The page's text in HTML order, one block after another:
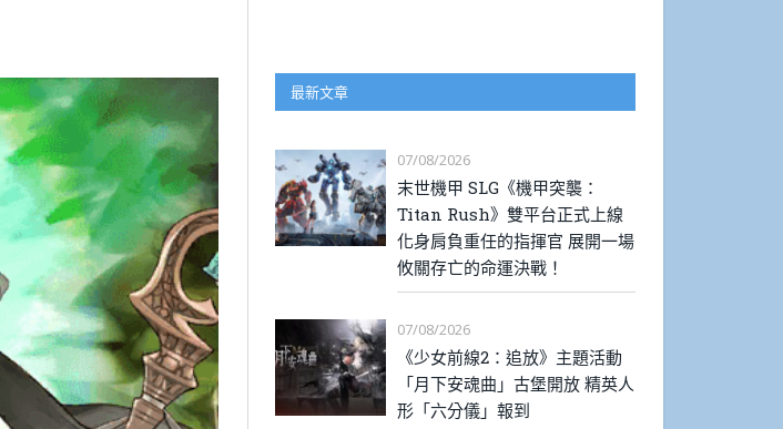
最新文章
07/08/2026
末世機甲 SLG《機甲突襲：
Titan Rush》雙平台正式上線
化身肩負重任的指揮官 展開一場
攸關存亡的命運決戰！
07/08/2026
《少女前線2：追放》主題活動
「月下安魂曲」古堡開放 精英人
形「六分儀」報到